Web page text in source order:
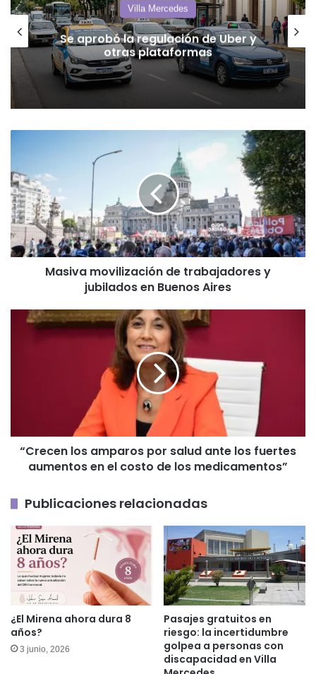
Villa Mercedes
Se vienen las vacaciones: lo que
tenés que saber
trabajadores
y
jubilados
en
Buenos
Aires
Masiva movilización de trabajadores y
jubilados en Buenos Aires
“Crecen
aumentos
los
medicamentos”
“Crecen los amparos por salud ante los fuertes
aumentos en el costo de los medicamentos”
Publicaciones relacionadas
¿El Mirena ahora dura 8
años?
3 junio, 2026
Pasajes gratuitos en
riesgo: la incertidumbre
golpea a personas con
discapacidad en Villa